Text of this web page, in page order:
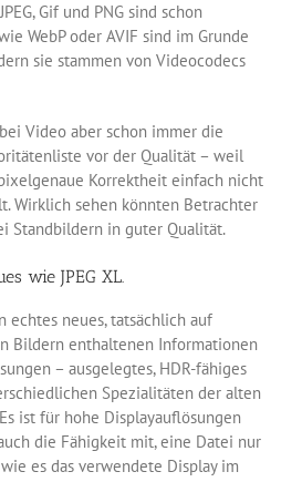
Gif und PNG sind schon
WebP oder AVIF sind im Grunde
sie stammen von Videocodecs
Video aber schon immer die
vor der Qualität – weil
Korrektheit einfach nicht
Wirklich sehen könnten Betrachter
Standbildern in guter Qualität.
wie JPEG XL.
echtes neues, tatsächlich auf
Bildern enthaltenen Informationen
– ausgelegtes, HDR-fähiges
Spezialitäten der alten
ist für hohe Displayauflösungen
die Fähigkeit mit, eine Datei nur
es das verwendete Display im